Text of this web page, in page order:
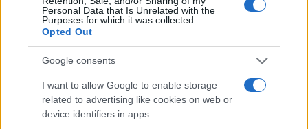
Personal Data that Is Unrelated with the
Purposes for which it was collected.
Opted Out
Google consents
I want to allow Google to enable storage
related to advertising like cookies on web or
device identifiers in apps.
KIOSK
Još uvijek ne znate gdje ćete za Novu godinu?
Doživite nezaboravan provod sa CityDealom u
Milanu!